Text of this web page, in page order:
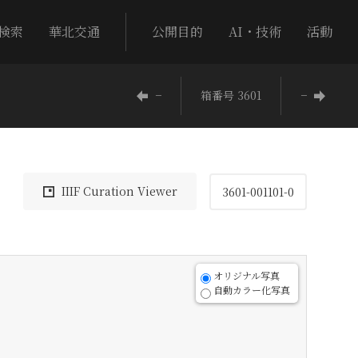
索 華北交通 公開目的 AI・技術 活動
− 箱番号 3601 −
IIIF Curation Viewer 3601-001101-0
オリジナル写真
自動カラー化写真